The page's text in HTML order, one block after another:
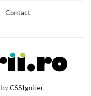
Contact
byCSSIgniter